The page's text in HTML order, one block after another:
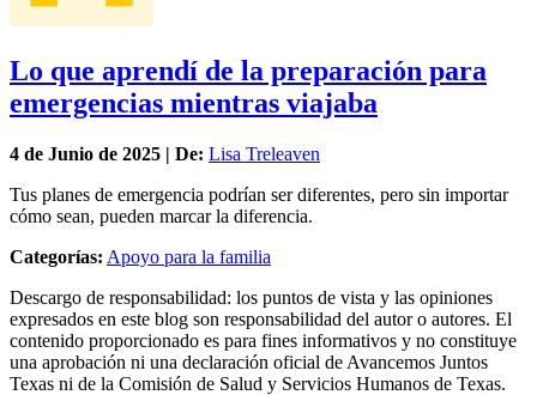
Lo que aprendí de la preparación para
emergencias mientras viajaba
4 de Junio de 2025 | De: Lisa Treleaven
Tus planes de emergencia podrían ser diferentes, pero sin importar
cómo sean, pueden marcar la diferencia.
Categorías: Apoyo para la familia
Descargo de responsabilidad: los puntos de vista y las opiniones
expresados en este blog son responsabilidad del autor o autores. El
contenido proporcionado es para fines informativos y no constituye
una aprobación ni una declaración oficial de Avancemos Juntos
Texas ni de la Comisión de Salud y Servicios Humanos de Texas.